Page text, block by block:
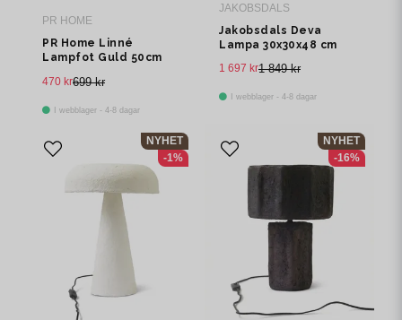
PR HOME
PR Home Linné
Lampfot Guld 50cm
699 kr
470 kr
I webblager - 4-8 dagar
JAKOBSDALS
Jakobsdals Deva
Lampa 30x30x48 cm
1 849 kr
1 697 kr
I webblager - 4-8 dagar
NYHET
-1%
NYHET
-16%